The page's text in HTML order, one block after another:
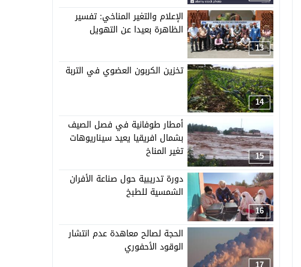
13
الإعلام والتغير المناخي: تفسير
الظاهرة بعيدا عن التهويل
14
تخزين الكربون العضوي في التربة
15
أمطار طوفانية في فصل الصيف
بشمال افريقيا يعيد سيناريوهات
تغير المناخ
16
دورة تدريبية حول صناعة الأفران
الشمسية للطبخ
17
الحجة لصالح معاهدة عدم انتشار
الوقود الأحفوري